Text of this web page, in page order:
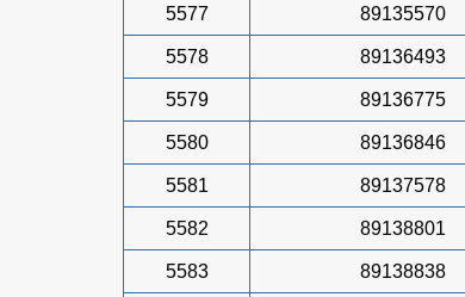
5577 89135570
5578 89136493
5579 89136775
5580 89136846
5581 89137578
5582 89138801
5583 89138838